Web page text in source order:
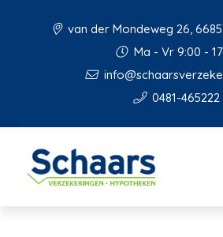
van der Mondeweg 26,
Ma - Vr 9:00 -
0481-465222